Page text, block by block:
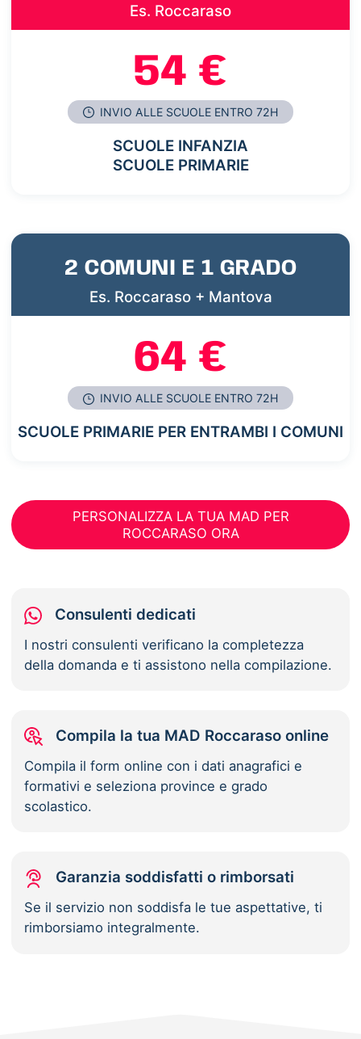
Es. Roccaraso
54 €
INVIO ALLE SCUOLE ENTRO 72H
SCUOLE INFANZIA
SCUOLE PRIMARIE
2 COMUNI E 1 GRADO
Es. Roccaraso + Mantova
64 €
INVIO ALLE SCUOLE ENTRO 72H
SCUOLE PRIMARIE PER ENTRAMBI I COMUNI
PERSONALIZZA LA TUA MAD PER
ROCCARASO ORA
Consulenti dedicati
I nostri consulenti verificano la completezza
della domanda e ti assistono nella compilazione.
Compila la tua MAD Roccaraso online
Compila il form online con i dati anagrafici e
formativi e seleziona province e grado
scolastico.
Garanzia soddisfatti o rimborsati
Se il servizio non soddisfa le tue aspettative, ti
rimborsiamo integralmente.